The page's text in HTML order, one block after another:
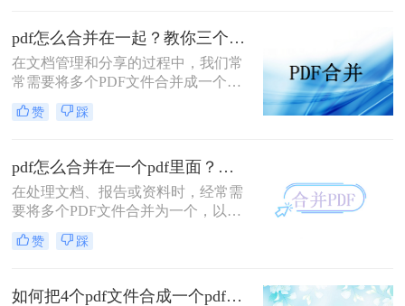
的方法。
pdf怎么合并在一起？教你三个好用办法！
在文档管理和分享的过程中，我们常
常需要将多个PDF文件合并成一个单
一的文件，以简化发送、存储或打印
的过程。无论是为了创建综合报告、
握pdf怎么合并在一起是一项非常实用
的技能。本文将介绍三种不同的PDF
合并方法。
赞 踩
pdf怎么合并在一个pdf里面？这二种合并方法了解下！
在处理文档、报告或资料时，经常需
要将多个PDF文件合并为一个，以便
于查阅和管理。那么pdf怎么合并在一
个pdf里面呢？本文将介绍两种将多个
赞 踩
如何把4个pdf文件合成一个pdf？这3种合成方法请务必学会！